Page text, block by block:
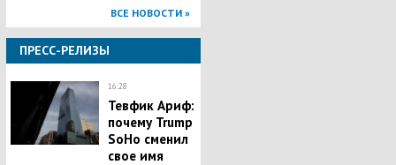
ВСЕ НОВОСТИ »
ПРЕСС-РЕЛИЗЫ
16:28
Тевфик Ариф:
почему Trump
SoHo сменил
свое имя